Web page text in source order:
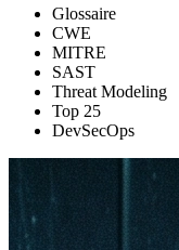
Glossaire
CWE
MITRE
SAST
Threat Modeling
Top 25
DevSecOps